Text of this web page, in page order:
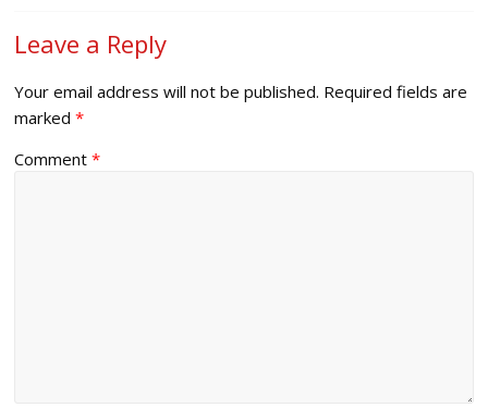
Leave a Reply
Your email address will not be published. Required fields are
marked*
Comment*